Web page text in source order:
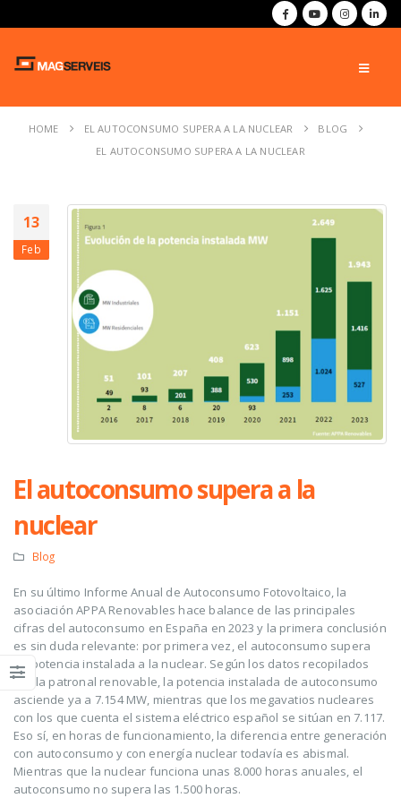
HOME EL AUTOCONSUMO SUPERA A LA NUCLEAR
BLOG
EL AUTOCONSUMO SUPERA A LA NUCLEAR
13
Feb
El autoconsumo supera a la
nuclear
Blog
En su último Informe Anual de Autoconsumo Fotovoltaico, la
asociación APPA Renovables hace balance de las principales
cifras del autoconsumo en España en 2023 y la primera conclusión
es sin duda relevante: por primera vez, el autoconsumo supera
en potencia instalada a la nuclear. Según los datos recopilados
por la patronal renovable, la potencia instalada de autoconsumo
asciende ya a 7.154 MW, mientras que los megavatios nucleares
con los que cuenta el sistema eléctrico español se sitúan en 7.117.
Eso sí, en horas de funcionamiento, la diferencia entre generación
con autoconsumo y con energía nuclear todavía es abismal.
Mientras que la nuclear funciona unas 8.000 horas anuales, el
autoconsumo no supera las 1.500 horas.